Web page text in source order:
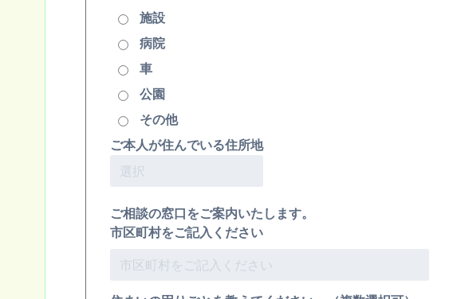
施設
病院
車
公園
その他
ご本人が住んでいる住所地
ご相談の窓口をご案内いたします。
市区町村をご記入ください